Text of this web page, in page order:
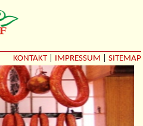
KONTAKT| IMPRESSUM SITEMAP